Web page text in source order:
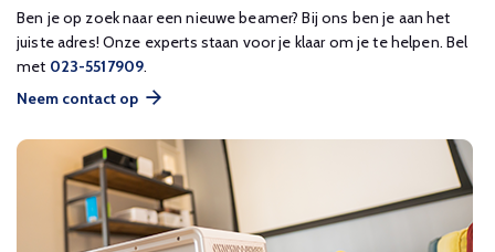
Ben je op zoek naar een nieuwe beamer? Bij ons ben je aan het
juiste adres! Onze experts staan voor je klaar om je te helpen. Bel
met 023-5517909.
Neem contact op